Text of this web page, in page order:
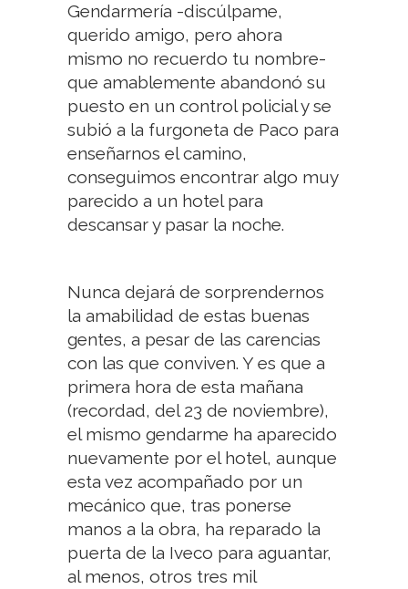
Gendarmería -discúlpame,
querido amigo, pero ahora
mismo no recuerdo tu nombre-
que amablemente abandonó su
puesto en un control policial y se
subió a la furgoneta de Paco para
enseñarnos el camino,
conseguimos encontrar algo muy
parecido a un hotel para
descansar y pasar la noche.
Nunca dejará de sorprendernos
la amabilidad de estas buenas
gentes, a pesar de las carencias
con las que conviven. Y es que a
primera hora de esta mañana
(recordad, del 23 de noviembre),
el mismo gendarme ha aparecido
nuevamente por el hotel, aunque
esta vez acompañado por un
mecánico que, tras ponerse
manos a la obra, ha reparado la
puerta de la Iveco para aguantar,
al menos, otros tres mil